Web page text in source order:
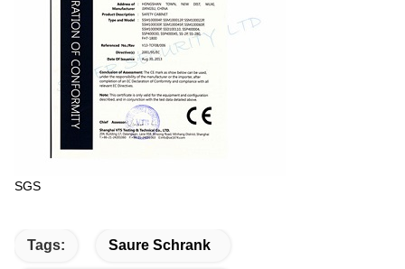
SGS
Tags: Saure Schrank